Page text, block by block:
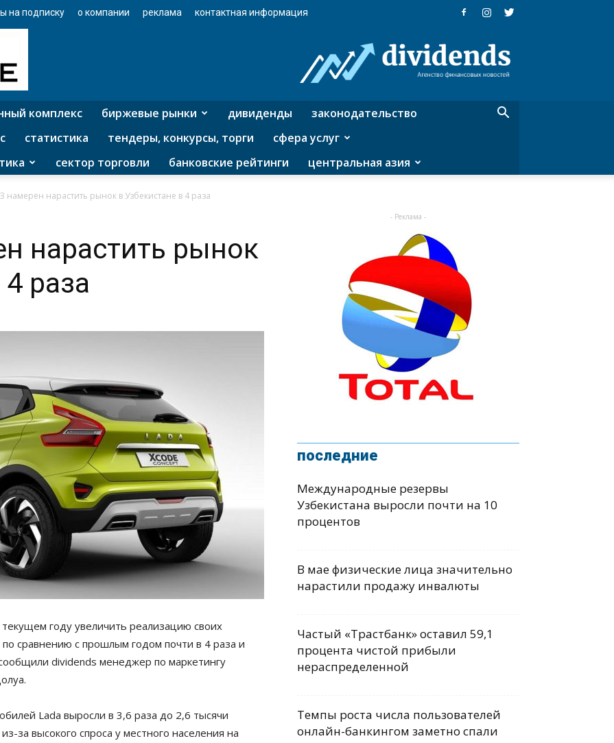
на подписку о компании реклама контактная информация
агентство
финансовых
комплекс биржевые рынки дивиденды
законодательство
статистика тендеры, конкурсы, торги
сфера услуг
сектор торговли банковские рейтинги центральная азия
намерен нарастить рынок в Узбекистане в 4 раза
нарастить рынок
раза
году увеличить реализацию своих
сравнению с прошлым годом почти в 4 раза и
dividends менеджер по маркетингу
Lada выросли в 3,6 раза до 2,6 тысячи
за высокого спроса у местного населения на
- Реклама -
последние
Международные резервы
Узбекистана выросли почти на 10
процентов
В мае физические лица значительно
нарастили продажу инвалюты
Частый «Трастбанк» оставил 59,1
процента чистой прибыли
нераспределенной
Темпы роста числа пользователей
онлайн-банкингом заметно спали